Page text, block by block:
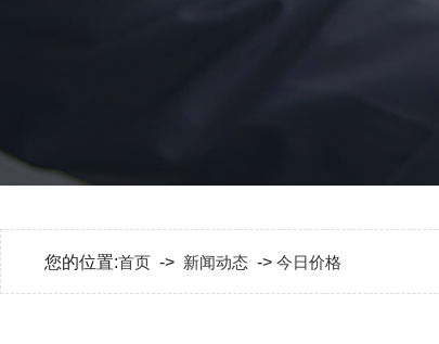
您的位置:首页 -> 新闻动态 -> 今日价格